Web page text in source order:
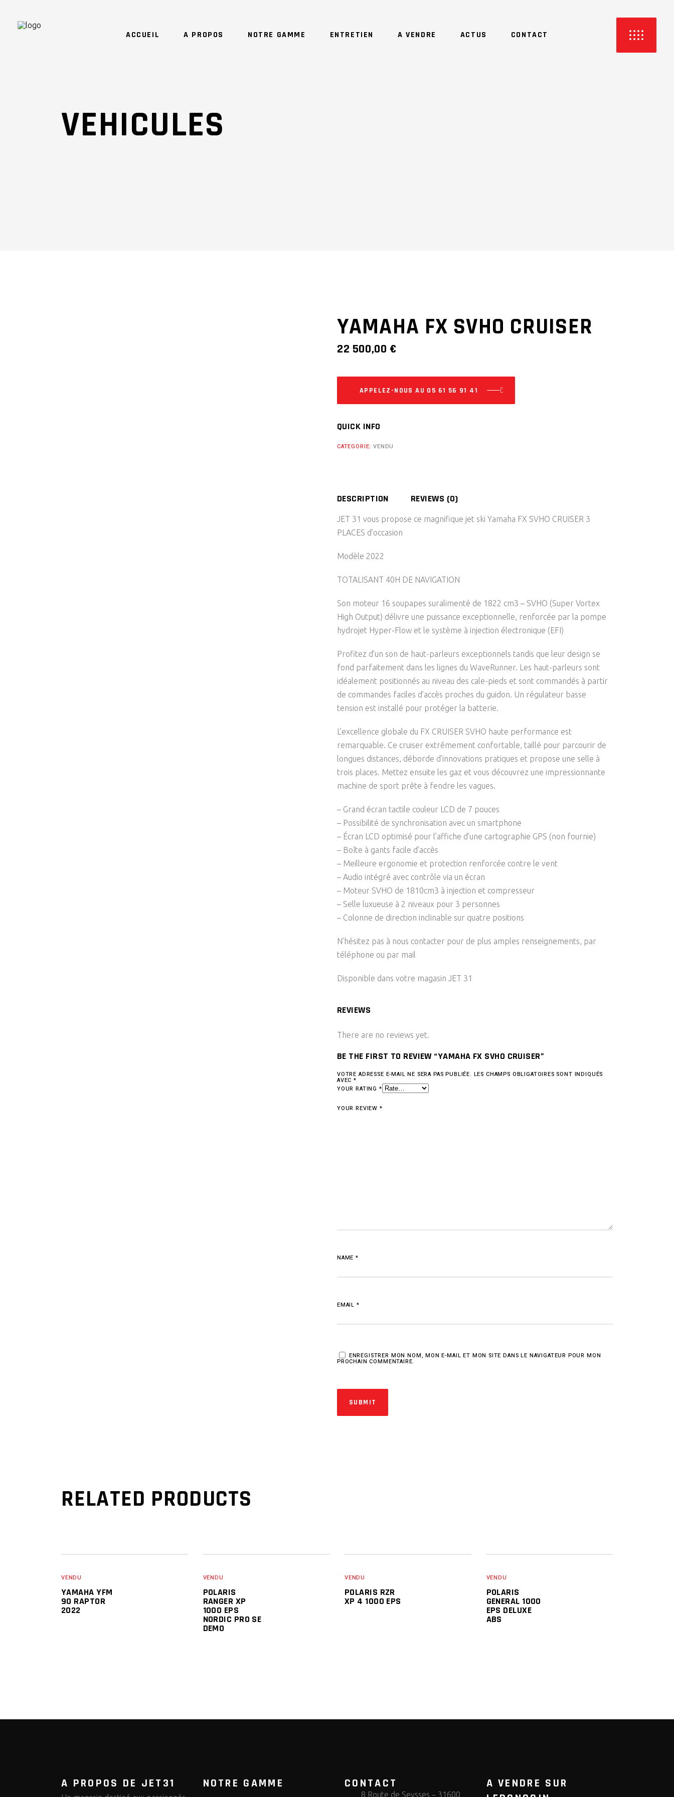
ACCUEIL A PROPOS NOTRE GAMME ENTRETIEN A VENDRE ACTUS CONTACT
VEHICULES
YAMAHA FX SVHO CRUISER
22 500,00 €
APPELEZ-NOUS AU 05 61 56 91 41
QUICK INFO
CATEGORIE:VENDU
DESCRIPTION REVIEWS (0)
JET 31 vous propose ce magnifique jet ski Yamaha FX SVHO CRUISER 3
PLACES d’occasion
Modèle 2022
TOTALISANT 40H DE NAVIGATION
Son moteur 16 soupapes suralimenté de 1822 cm3 – SVHO (Super Vortex
High Output) délivre une puissance exceptionnelle, renforcée par la pompe
hydrojet Hyper-Flow et le système à injection électronique (EFI)
Profitez d’un son de haut-parleurs exceptionnels tandis que leur design se
fond parfaitement dans les lignes du WaveRunner. Les haut-parleurs sont
idéalement positionnés au niveau des cale-pieds et sont commandés à partir
de commandes faciles d’accès proches du guidon. Un régulateur basse
tension est installé pour protéger la batterie.
L’excellence globale du FX CRUISER SVHO haute performance est
remarquable. Ce cruiser extrêmement confortable, taillé pour parcourir de
longues distances, déborde d’innovations pratiques et propose une selle à
trois places. Mettez ensuite les gaz et vous découvrez une impressionnante
machine de sport prête à fendre les vagues.
– Grand écran tactile couleur LCD de 7 pouces
– Possibilité de synchronisation avec un smartphone
– Écran LCD optimisé pour l’affiche d’une cartographie GPS (non fournie)
– Boîte à gants facile d’accès
– Meilleure ergonomie et protection renforcée contre le vent
– Audio intégré avec contrôle via un écran
– Moteur SVHO de 1810cm3 à injection et compresseur
– Selle luxueuse à 2 niveaux pour 3 personnes
– Colonne de direction inclinable sur quatre positions
N’hésitez pas à nous contacter pour de plus amples renseignements, par
téléphone ou par mail
Disponible dans votre magasin JET 31
REVIEWS
There are no reviews yet.
BE THE FIRST TO REVIEW “YAMAHA FX SVHO CRUISER”
VOTRE ADRESSE E-MAIL NE SERA PAS PUBLIÉE. LES CHAMPS OBLIGATOIRES SONT INDIQUÉS
AVEC*
YOUR RATING *
YOUR REVIEW *
NAME*
EMAIL *
ENREGISTRER MON NOM, MON E-MAIL ET MON SITE DANS LE NAVIGATEUR POUR MON
PROCHAIN COMMENTAIRE.
RELATED PRODUCTS
VENDU
YAMAHA YFM
90 RAPTOR
2022
VENDU
POLARIS
RANGER XP
1000 EPS
NORDIC PRO SE
DEMO
VENDU
POLARIS RZR
XP 4 1000 EPS
VENDU
POLARIS
GENERAL 1000
EPS DELUXE
ABS
A PROPOS DE JET31 NOTRE GAMME CONTACT
8 Route de Seysses – 31600
A VENDRE SUR